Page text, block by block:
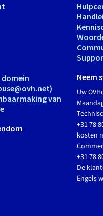
van
Neem
Uw
+31 78
kosten
+31 78
De
Engels